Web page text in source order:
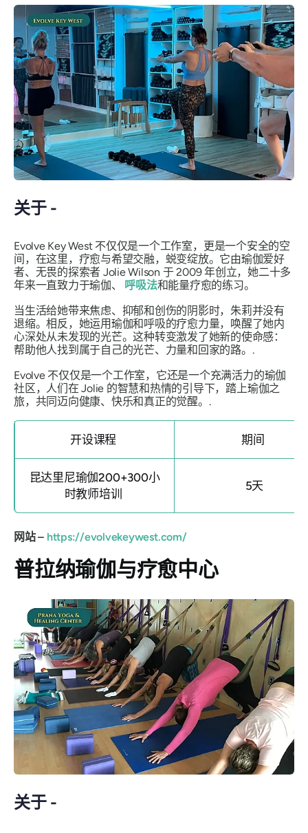
关于 -
Evolve Key West 不仅仅是一个工作室，更是一个安全的空
间，在这里，疗愈与希望交融，蜕变绽放。它由瑜伽爱好
者、无畏的探索者 Jolie Wilson 于 2009 年创立，她二十多
年来一直致力于瑜伽、 呼吸法和能量疗愈的练习。
当生活给她带来焦虑、抑郁和创伤的阴影时，朱莉并没有
退缩。相反，她运用瑜伽和呼吸的疗愈力量，唤醒了她内
心深处从未发现的光芒。这种转变激发了她新的使命感：
帮助他人找到属于自己的光芒、力量和回家的路。.
Evolve 不仅仅是一个工作室，它还是一个充满活力的瑜伽
社区，人们在 Jolie 的智慧和热情的引导下，踏上瑜伽之
旅，共同迈向健康、快乐和真正的觉醒。.
开设课程 期间
昆达里尼瑜伽200+300小
时教师培训
5天
网站 – https://evolvekeywest.com/
普拉纳瑜伽与疗愈中心
关于 -